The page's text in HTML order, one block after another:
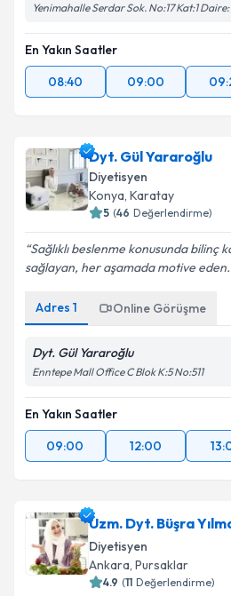
Yenimahalle Serdar Sok. No:17 Kat:1
En Yakın Saatler
08:40
09:00
Dyt. Gül Yararoğlu
Diyetisyen
Konya, Karatay
5 (46 Değerlendirme)
Sağlıklı beslenme konusunda bilinç
sağlayan, her aşamada motive
Adres 1 Online Görüşme
Dyt. Gül Yararoğlu
Enntepe Mall Office C Blok K:5 No:511
En Yakın Saatler
09:00
12:00
Uzm. Dyt. Büşra
Diyetisyen
Ankara, Pursaklar
4.9 (11 Değerlendirme)